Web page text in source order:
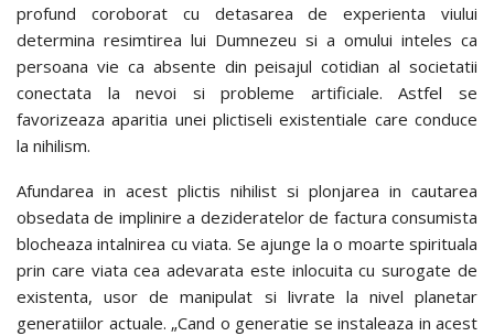
profund coroborat cu detasarea de experienta viului
determina resimtirea lui Dumnezeu si a omului inteles ca
persoana vie ca absente din peisajul cotidian al societatii
conectata la nevoi si probleme artificiale. Astfel se
favorizeaza aparitia unei plictiseli existentiale care conduce
la nihilism.
Afundarea in acest plictis nihilist si plonjarea in cautarea
obsedata de implinire a dezideratelor de factura consumista
blocheaza intalnirea cu viata. Se ajunge la o moarte spirituala
prin care viata cea adevarata este inlocuita cu surogate de
existenta, usor de manipulat si livrate la nivel planetar
generatiilor actuale. „Cand o generatie se instaleaza in acest